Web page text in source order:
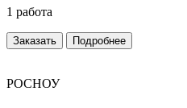
1 работа
Заказать Подробнее
РОСНОУ